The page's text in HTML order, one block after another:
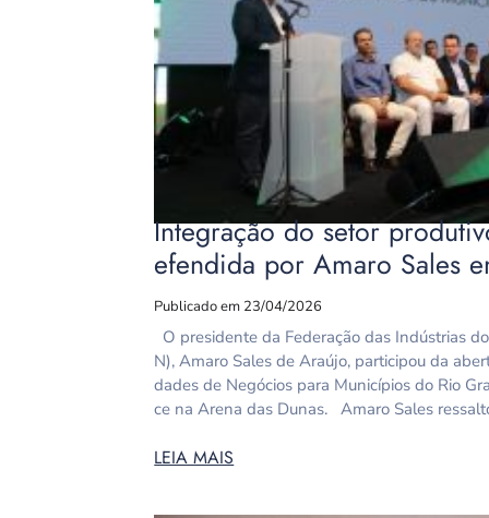
Integração do setor
efendida por Amaro Sales
Publicado em 23/04/2026
O presidente da Federação das Indústrias
N), Amaro Sales de Araújo, participou da
dades de Negócios para Municípios do Rio
ce na Arena das Dunas. Amaro Sales
LEIA MAIS